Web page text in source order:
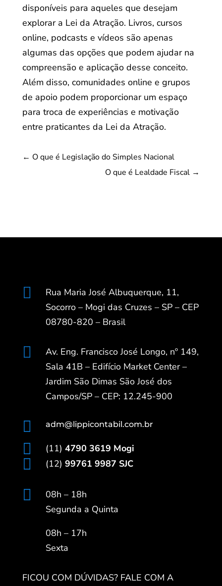
disponíveis para aqueles que desejam
explorar a Lei da Atração. Livros, cursos
online, podcasts e vídeos são apenas
algumas das opções que podem ajudar na
compreensão e aplicação desse conceito.
Além disso, comunidades online e grupos
de apoio podem proporcionar um espaço
para troca de experiências e motivação
entre praticantes da Lei da Atração.
← O que é Legislação do Simples Nacional
O que é Lealdade Fiscal →

Rua Maria José Albuquerque, 11,
Socorro – Mogi das Cruzes – SP – CEP
08780-820 – Brasil

Av. Eng. Francisco José Longo, nº 149,
Sala 41B – Edifício Market Center –
Jardim São Dimas São José dos
Campos/SP – CEP: 12.245-900
 adm@lippicontabil.com.br
 (11) 4790 3619 Mogi
 (12) 99761 9987 SJC

08h – 18h
Segunda a Quinta
08h – 17h
Sexta
FICOU COM DÚVIDAS? FALE COM A